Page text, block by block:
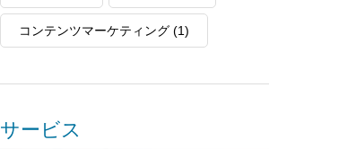
コンテンツマーケティング (1)
サービス